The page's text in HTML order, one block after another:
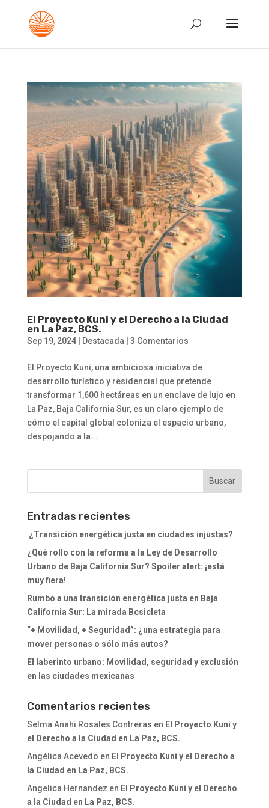
El Proyecto Kuni y el Derecho a la Ciudad
en La Paz, BCS.
Sep 19, 2024| Destacada 3 Comentarios
El Proyecto Kuni, una ambiciosa iniciativa de
desarrollo turístico y residencial que pretende
transformar 1,600 hectáreas en un enclave de lujo en
La Paz, Baja California Sur, es un claro ejemplo de
cómo el capital global coloniza el espacio urbano,
despojando a la...
Entradas recientes
¿Transición energética justa en ciudades injustas?
¿Qué rollo con la reforma a la Ley de Desarrollo
Urbano de Baja California Sur? Spoiler alert: ¡está
muy fiera!
Rumbo a una transición energética justa en Baja
California Sur: La mirada Bcsicleta
“+ Movilidad, + Seguridad”: ¿una estrategia para
mover personas o sólo más autos?
El laberinto urbano: Movilidad, seguridad y exclusión
en las ciudades mexicanas
Comentarios recientes
Selma Anahi Rosales Contreras en El Proyecto Kuni y
el Derecho a la Ciudad en La Paz, BCS.
Angélica Acevedo en El Proyecto Kuni y el Derecho a
la Ciudad en La Paz, BCS.
Angelica Hernandez en El Proyecto Kuni y el Derecho
a la Ciudad en La Paz, BCS.